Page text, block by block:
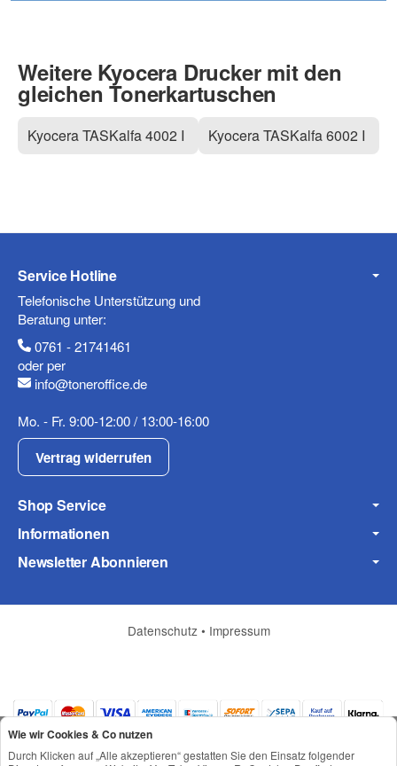
Weitere Kyocera Drucker mit den
gleichen Tonerkartuschen
Kyocera TASKalfa 4002 I Kyocera TASKalfa 6002 I
Service Hotline
Telefonische Unterstützung und
Beratung unter:
0761 - 21741461
oder per
info@toneroffice.de
Mo. - Fr. 9:00-12:00 / 13:00-16:00
Vertrag widerrufen
Shop Service
Informationen
Newsletter Abonnieren
Datenschutz • Impressum
Wie wir Cookies & Co nutzen
Durch Klicken auf „Alle akzeptieren“ gestatten Sie den Einsatz folgender